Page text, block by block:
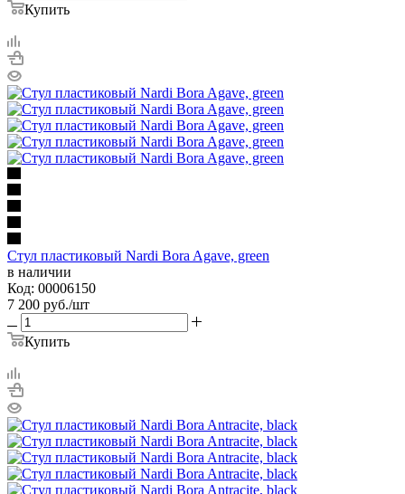
Купить
Стул пластиковый Nardi Bora Agave, green
в наличии
Код: 00006150
7 200 руб./шт
Купить